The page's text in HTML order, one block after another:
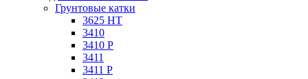
Грунтовые катки
3625 HT
3410
3410 P
3411
3411 P